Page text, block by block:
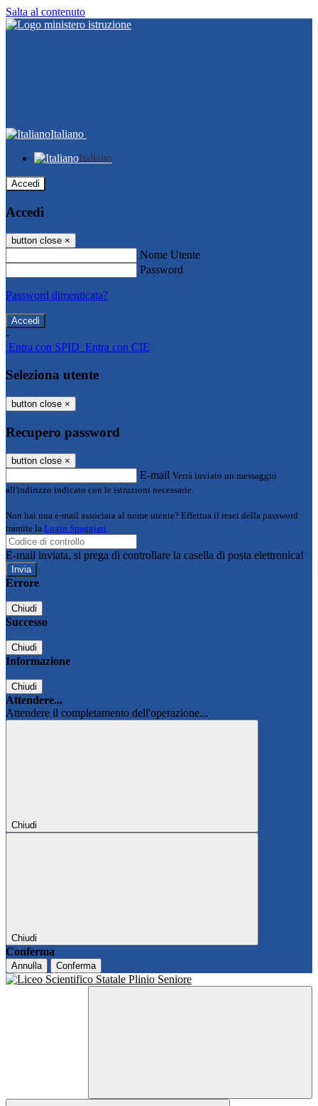
Salta al contenuto
Italiano
Italiano
Accedi
Accedi
button close ×
Nome Utente
Password
Password dimenticata?
-
Entra con SPID Entra con CIE
Seleziona utente
button close ×
Recupero password
button close ×
E-mail Verrà inviato un messaggio
all'indirizzo indicato con le istruzioni necessarie.
Non hai una e-mail associata al nome utente? Effettua il reset della password
tramite la Login Spaggiari
E-mail inviata, si prega di controllare la casella di posta elettronica!
Errore
Chiudi
Successo
Chiudi
Informazione
Chiudi
Attendere...
Attendere il completamento dell'operazione...
Chiudi
Chiudi
Conferma
Annulla Conferma